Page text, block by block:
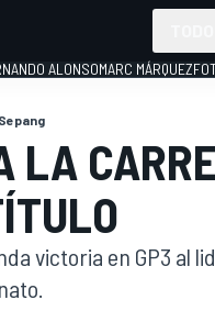
ALONSOMARC MÁRQUEZ
Sepang
LA
victoria en GP3 al